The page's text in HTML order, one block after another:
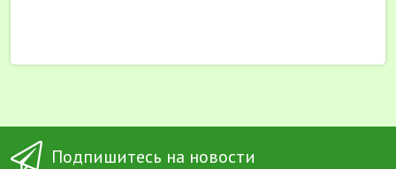
Подпишитесь на новости